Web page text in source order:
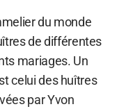
du monde
de différentes
mariages. Un
celui des huîtres
par Yvon